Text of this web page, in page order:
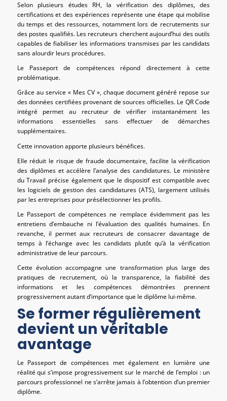
Selon plusieurs études RH, la vérification des diplômes, des
certifications et des expériences représente une étape qui mobilise
du temps et des ressources, notamment lors de recrutements sur
des postes qualifiés. Les recruteurs cherchent aujourd’hui des outils
capables de fiabiliser les informations transmises par les candidats
sans alourdir leurs procédures.
Le Passeport de compétences répond directement à cette
problématique.
Grâce au service « Mes CV », chaque document généré repose sur
des données certifiées provenant de sources officielles. Le QR Code
intégré permet au recruteur de vérifier instantanément les
informations essentielles sans effectuer de démarches
supplémentaires.
Cette innovation apporte plusieurs bénéfices.
Elle réduit le risque de fraude documentaire, facilite la vérification
des diplômes et accélère l’analyse des candidatures. Le ministère
du Travail précise également que le dispositif est compatible avec
les logiciels de gestion des candidatures (ATS), largement utilisés
par les entreprises pour présélectionner les profils.
Le Passeport de compétences ne remplace évidemment pas les
entretiens d’embauche ni l’évaluation des qualités humaines. En
revanche, il permet aux recruteurs de consacrer davantage de
temps à l’échange avec les candidats plutôt qu’à la vérification
administrative de leur parcours.
Cette évolution accompagne une transformation plus large des
pratiques de recrutement, où la transparence, la fiabilité des
informations et les compétences démontrées prennent
progressivement autant d’importance que le diplôme lui-même.
Se former régulièrement
devient un véritable
avantage
Le Passeport de compétences met également en lumière une
réalité qui s’impose progressivement sur le marché de l’emploi : un
parcours professionnel ne s’arrête jamais à l’obtention d’un premier
diplôme.